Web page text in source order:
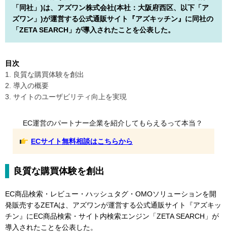
「同社」)は、アズワン株式会社(本社：大阪府西区、以下「ア
ズワン」)が運営する公式通販サイト『アズキッチン』に同社の
「ZETA SEARCH」が導入されたことを公表した。
目次
1. 良質な購買体験を創出
2. 導入の概要
3. サイトのユーザビリティ向上を実現
EC運営のパートナー企業を紹介してもらえるって本当？
ECサイト無料相談はこちらから
良質な購買体験を創出
EC商品検索・レビュー・ハッシュタグ・OMOソリューションを開
発販売するZETAは、アズワンが運営する公式通販サイト『アズキッ
チン』にEC商品検索・サイト内検索エンジン「ZETA SEARCH」が
導入されたことを公表した。